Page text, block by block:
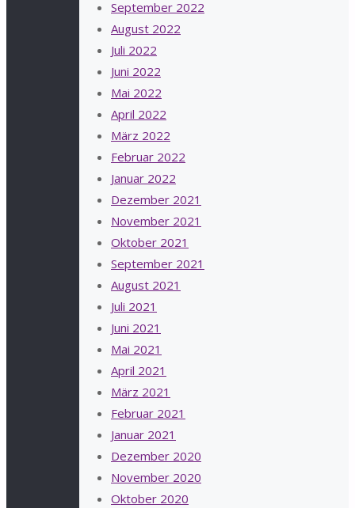
September 2022
August 2022
Juli 2022
Juni 2022
Mai 2022
April 2022
März 2022
Februar 2022
Januar 2022
Dezember 2021
November 2021
Oktober 2021
September 2021
August 2021
Juli 2021
Juni 2021
Mai 2021
April 2021
März 2021
Februar 2021
Januar 2021
Dezember 2020
November 2020
Oktober 2020